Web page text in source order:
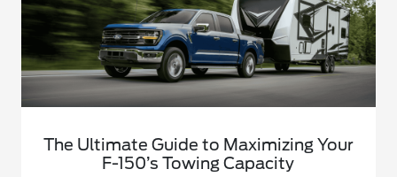
The Ultimate Guide to Maximizing Your
F-150’s Towing Capacity